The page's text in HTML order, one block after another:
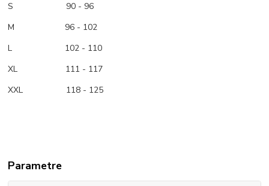
S 90 - 96
M
96 - 102
L 102 - 110
XL 111 - 117
XXL 118 - 125
Parametre